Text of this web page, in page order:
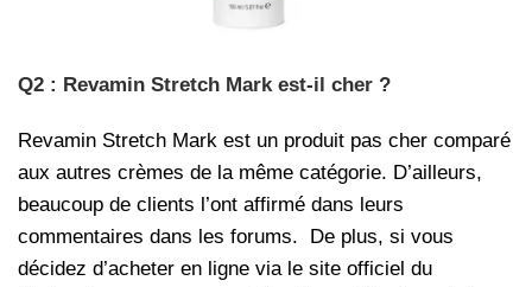
Q2 : Revamin Stretch Mark est-il cher ?
Revamin Stretch Mark est un produit pas cher comparé
aux autres crèmes de la même catégorie. D’ailleurs,
beaucoup de clients l’ont affirmé dans leurs
commentaires dans les forums. De plus, si vous
décidez d’acheter en ligne via le site officiel du